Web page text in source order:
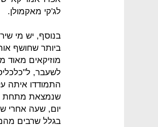
לג'קי מאקמולן.
בנוסף, יש מי
ביותר שחושף
לשעבר,
התמודדו איתה
שנמצאת מתחת
יום, שעה אחרי
בגלל שרבים